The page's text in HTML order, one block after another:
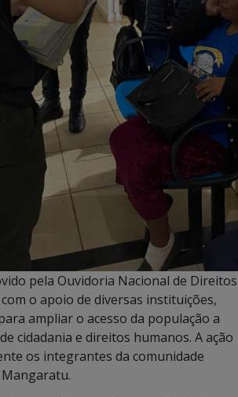
pela Ouvidoria Nacional de Direitos
o apoio de diversas instituições,
ampliar o acesso da população a
cidadania e direitos humanos. A ação
os integrantes da comunidade